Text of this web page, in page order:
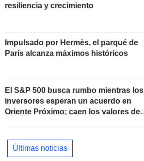
resiliencia y crecimiento
Impulsado por Hermès, el parqué de
París alcanza máximos históricos
El S&P 500 busca rumbo mientras los
inversores esperan un acuerdo en
Oriente Próximo; caen los valores de
Últimas noticias